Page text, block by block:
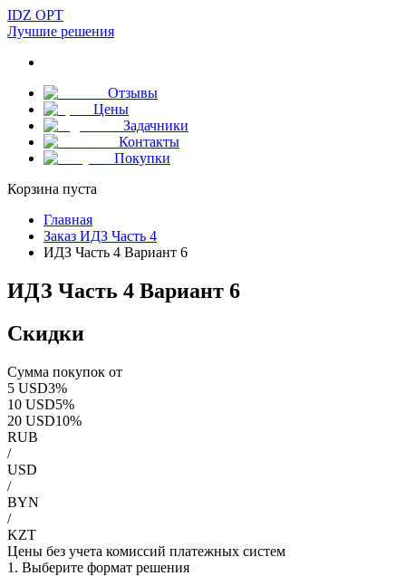
IDZ OPT
Лучшие решения
Отзывы
Цены
Задачники
Контакты
Покупки
Корзина пуста
Главная
Заказ ИДЗ Часть 4
ИДЗ Часть 4 Вариант 6
ИДЗ Часть 4 Вариант 6
Скидки
Сумма покупок от
5 USD3%
10 USD5%
20 USD10%
RUB
/
USD
/
BYN
/
KZT
Цены без учета комиссий платежных систем
1. Выберите формат решения